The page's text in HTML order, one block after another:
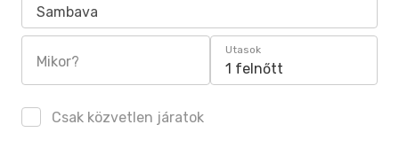
Sambava
Mikor?
Utasok
1 felnőtt
Csak közvetlen járatok